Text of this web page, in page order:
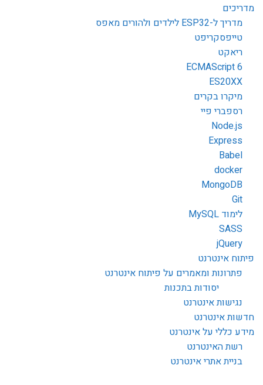
מדריכים
מדריך ל-ESP32 לילדים ולהורים מאפס
טייפסקריפט
ריאקט
ECMAScript 6
ES20XX
מיקרו בקרים
רספברי פיי
Node.js
Express
Babel
docker
MongoDB
Git
לימוד MySQL
SASS
jQuery
פיתוח אינטרנט
פתרונות ומאמרים על פיתוח אינטרנט
יסודות בתכנות
נגישות אינטרנט
חדשות אינטרנט
מידע כללי על אינטרנט
רשת האינטרנט
בניית אתרי אינטרנט